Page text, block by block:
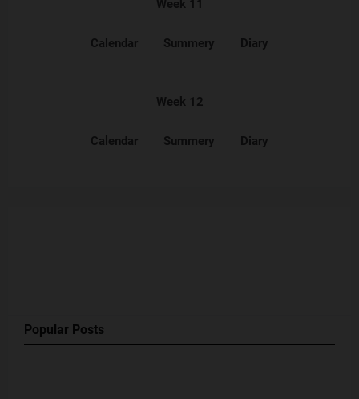
Popular Posts
Week 11
Calendar Summery Diary
Week 12
Calendar Summery Diary